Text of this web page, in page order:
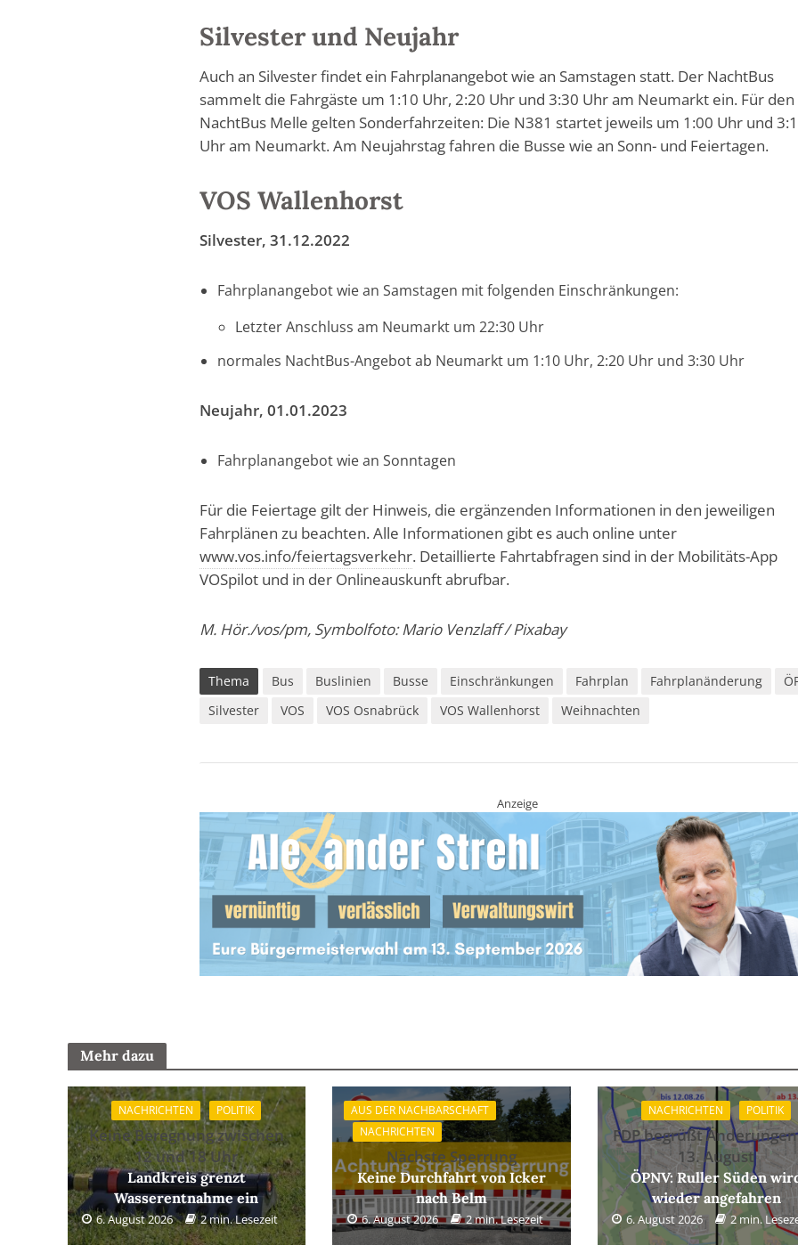
Silvester und Neujahr
Auch an Silvester findet ein Fahrplanangebot wie an Samstagen statt. Der NachtBus
sammelt die Fahrgäste um 1:10 Uhr, 2:20 Uhr und 3:30 Uhr am Neumarkt ein. Für den
NachtBus Melle gelten Sonderfahrzeiten: Die N381 startet jeweils um 1:00 Uhr und
Uhr am Neumarkt. Am Neujahrstag fahren die Busse wie an Sonn- und Feiertagen.
VOS Wallenhorst
Silvester, 31.12.2022
Fahrplanangebot wie an Samstagen mit folgenden Einschränkungen:
Letzter Anschluss am Neumarkt um 22:30 Uhr
normales NachtBus-Angebot ab Neumarkt um 1:10 Uhr, 2:20 Uhr und 3:30 Uhr
Neujahr, 01.01.2023
Fahrplanangebot wie an Sonntagen
Für die Feiertage gilt der Hinweis, die ergänzenden Informationen in den jeweiligen
Fahrplänen zu beachten. Alle Informationen gibt es auch online unter
www.vos.info/feiertagsverkehr. Detaillierte Fahrtabfragen sind in der Mobilitäts-App
VOSpilot und in der Onlineauskunft abrufbar.
M. Hör./vos/pm, Symbolfoto: Mario Venzlaff / Pixabay
Thema Bus Buslinien Busse Einschränkungen Fahrplan Fahrplanänderung
Silvester
VOS VOS Osnabrück VOS Wallenhorst Weihnachten
Anzeige
Mehr dazu
NACHRICHTEN POLITIK
Keine Beregnung zwischen
12 und 18 Uhr
Landkreis grenzt
Wasserentnahme ein
6. August 2026 2 min. Lesezeit
AUS DER NACHBARSCHAFT
NACHRICHTEN
Nächste Sperrung
Keine Durchfahrt von Icker
nach Belm
6. August 2026 2 min. Lesezeit
NACHRICHTEN POLITIK
FDP begrüßt
13. August
ÖPNV: Ruller Süden
wieder angefahren
6. August 2026 2 min.